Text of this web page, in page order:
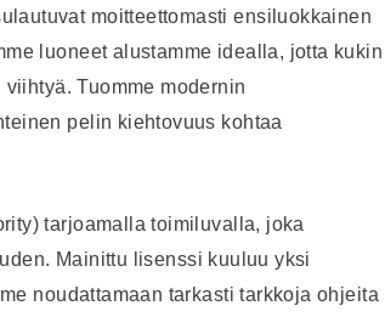
moitteettomasti ensiluokkainen
luoneet alustamme idealla, jotta kukin
Tuomme modernin
pelin kiehtovuus kohtaa
tarjoamalla toimiluvalla, joka
Mainittu lisenssi kuuluu yksi
noudattamaan tarkasti tarkkoja ohjeita